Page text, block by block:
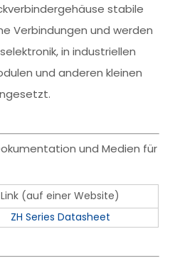
stabile
Verbindungen und werden
in industriellen
und anderen kleinen
und Medien für
Link (auf einer Website)
ZH Series Datasheet